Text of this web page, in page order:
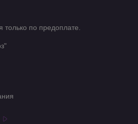
только по предоплате.